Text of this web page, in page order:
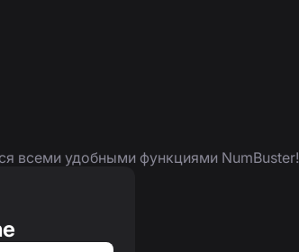
всеми удобными функциями NumBuster!